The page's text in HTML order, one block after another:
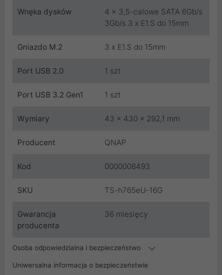
Wnęka dysków
4 x 3,5-calowe SATA 6Gb/s
3Gb/s 3 x E1.S do 15mm
Gniazdo M.2 3 x E1.S do 15mm
Port USB 2.0 1 szt
Port USB 3.2 Gen1 1 szt
Wymiary 43 x 430 x 292,1 mm
Producent QNAP
Kod 0000008493
SKU TS-h765eU-16G
Gwarancja
producenta
36 miesięcy
Osoba odpowiedzialna i bezpieczeństwo
Uniwersalna informacja o bezpieczeństwie